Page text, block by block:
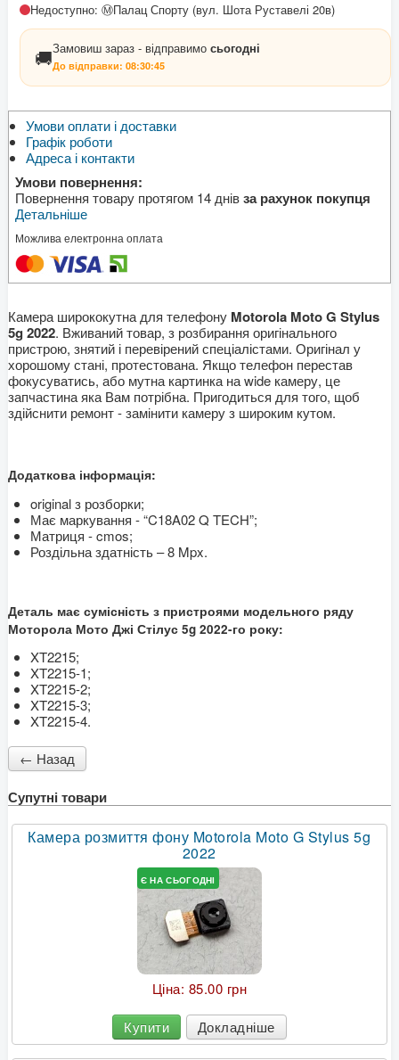
Недоступно: Ⓜ️Палац Спорту (вул. Шота Руставелі 20в)
🚚Замовиш зараз - відправимо сьогодні
До відправки: 08:30:45
Умови оплати і доставки
Графік роботи
Адреса і контакти
Умови повернення:
Повернення товару протягом 14 днівза рахунок покупця
Детальніше
Можлива електронна оплата
Камера ширококутна для телефону Motorola Moto G Stylus
5g 2022. Вживаний товар, з розбирання оригінального
пристрою, знятий і перевірений спеціалістами. Оригінал у
хорошому стані, протестована. Якщо телефон перестав
фокусуватись, або мутна картинка на wide камеру, це
запчастина яка Вам потрібна. Пригодиться для того, щоб
здійснити ремонт - замінити камеру з широким кутом.
Додаткова інформація:
original з розборки;
Має маркування - “C18A02 Q TECH”;
Матриця - cmos;
Роздільна здатність – 8 Mpx.
Деталь має сумісність з пристроями модельного ряду
Моторола Мото Джі Стілус 5g 2022-го року:
XT2215;
XT2215-1;
XT2215-2;
XT2215-3;
XT2215-4.
Супутні товари
Камера розмиття фону Motorola Moto G Stylus 5g
2022
Є НА СЬОГОДНІ
Ціна: 85.00 грн
Купити Докладніше